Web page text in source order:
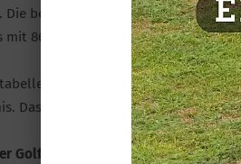
Die beste Runde spielte erneutLia
86 Schlägen (+14).
Rang 3 mit 5 Punkten–
Das Ziel ist klar: diese Position
Golfclub spielten: